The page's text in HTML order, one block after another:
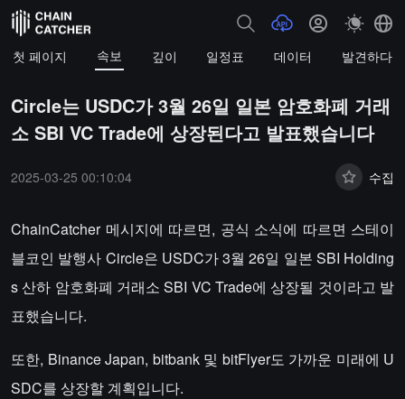
첫 페이지 속보 깊이 일정표 데이터 발견하다
Circle는 USDC가 3월 26일 일본 암호화폐 거래
소 SBI VC Trade에 상장된다고 발표했습니다
2025-03-25 00:10:04 수집
ChainCatcher 메시지에 따르면, 공식 소식에 따르면 스테이
블코인 발행사 Circle은 USDC가 3월 26일 일본 SBI Holding
s 산하 암호화폐 거래소 SBI VC Trade에 상장될 것이라고 발
표했습니다.
또한, Binance Japan, bitbank 및 bitFlyer도 가까운 미래에 U
SDC를 상장할 계획입니다.